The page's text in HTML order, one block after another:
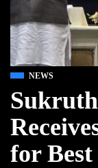
NEWS
for